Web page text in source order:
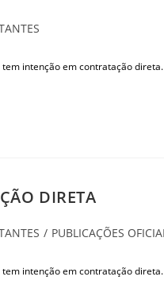
intenção em contratação
DIRETA
/ PUBLICAÇÕES
em contratação direta.